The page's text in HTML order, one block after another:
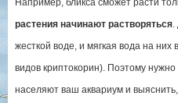
Например, бликса сможет расти
растения начинают растворяться.
жесткой воде, и мягкая вода на
видов криптокорин). Поэтому
населяют ваш аквариум и